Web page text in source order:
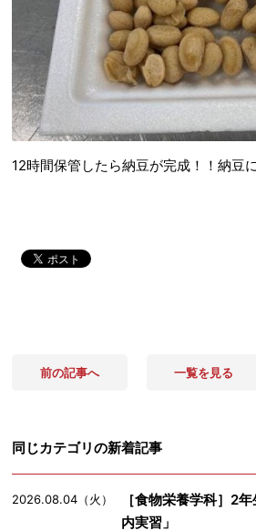
12時間保管したら納豆が完成！！納豆
前の記事へ 一覧を見る
同じカテゴリの新着記事
2026.08.04（火）
［食物栄養学科］2
内実習」